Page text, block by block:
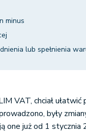
minus
lub spełnienia
VAT, chciał
były
one już od 1